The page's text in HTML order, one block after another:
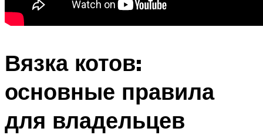
Вязка котов:
основные правила
для владельцев